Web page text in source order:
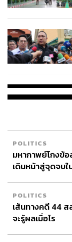
POLITICS
มหากาพย์โกงข้
เดินหน้าสู่จุดจบ
POLITICS
เส้นทางคดี 44
จะรู้ผลเมื่อไร